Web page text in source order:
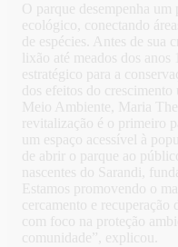
O parque desempenha um
ecológico, conectando
de espécies. Antes de sua
lixão até meados dos
estratégico para a
dos efeitos do crescimento
Meio Ambiente, Maria
revitalização é o primeiro
um espaço acessível à
de abrir o parque ao
nascentes do Sarandi,
Estamos promovendo o
cercamento e recuperação
com foco na proteção
comunidade”, explicou.